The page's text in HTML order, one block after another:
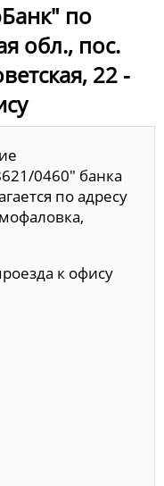
по
обл., пос.
22 -
0460" банка
по адресу
к офису